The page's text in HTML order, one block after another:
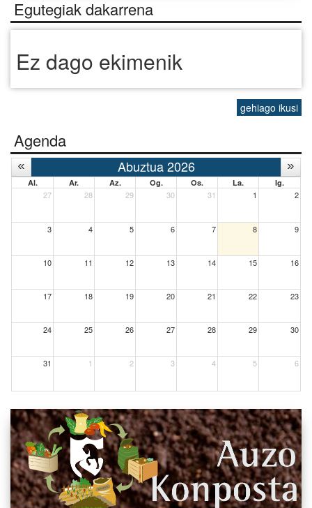
Egutegiak dakarrena
Ez dago ekimenik
gehiago ikusi
Agenda
Abuztua 2026
Al. Ar. Az. Og. Os. La. Ig.
27 28 29 30 31 1 2
3 4 5 6 7 8 9
10 11 12 13 14 15 16
17 18 19 20 21 22 23
24 25 26 27 28 29 30
31 1 2 3 4 5 6